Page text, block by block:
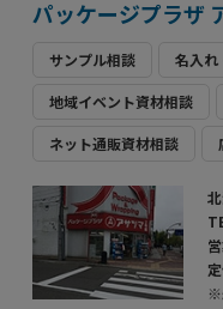
パッケージプラザ
サンプル相談 名入れ
地域イベント資材相談
ネット通販資材相談
※